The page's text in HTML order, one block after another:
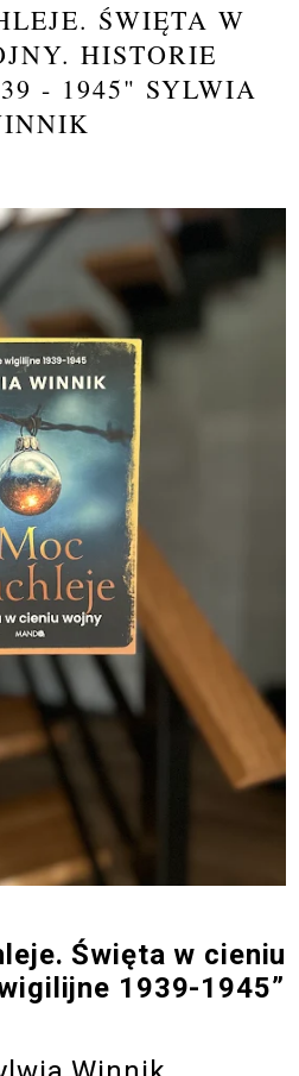
ŚWIĘTA W
HISTORIE
- 1945" SYLWIA
Święta w cieniu
1939-1945”